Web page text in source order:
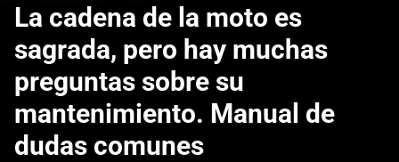
La cadena de la moto es
sagrada, pero hay muchas
preguntas sobre su
mantenimiento. Manual de
dudas comunes